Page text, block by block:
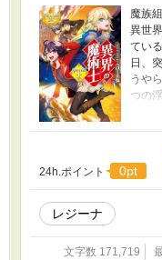
魔族
異世
てい
日、
うや
つの
寸前
混乱
世界
いが
し不
作が
24h.ポイント 0pt
レジーナ
文字数 171,719